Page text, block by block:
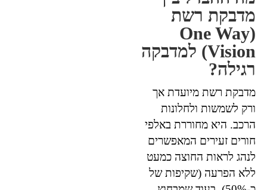
מדבקת רשת
(One Way
Vision) למדבקה
רגילה?
מדבקת רשת מיועדת אך
ורק לשמשות ולחלונות
הרכב. היא מחוררת באלפי
חורים זעירים המאפשרים
לנהג לראות החוצה כמעט
ללא הפרעה (שקיפות של